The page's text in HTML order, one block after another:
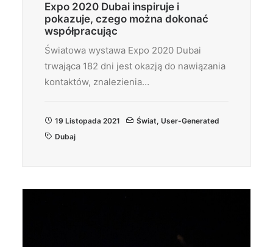
Expo 2020 Dubai inspiruje i
pokazuje, czego można dokonać
współpracując
Światowa wystawa Expo 2020 Dubai
trwająca 182 dni jest okazją do nawiązania
kontaktów, znalezienia…
19 Listopada 2021 Świat, User-Generated
Dubaj